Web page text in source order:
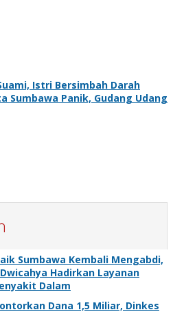
Istri Bersimbah Darah
Sumbawa Panik, Gudang Udang
Sumbawa Kembali Mengabdi,
Hadirkan Layanan
Dalam
Dana 1,5 Miliar, Dinkes